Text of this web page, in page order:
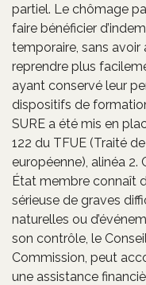
partiel. Le chômage
faire bénéficier
temporaire, sans avoir
reprendre plus
ayant conservé leur
dispositifs de
SURE a été mis en
122 du TFUE (Traité
européenne), alinéa 2.
État membre connaît
sérieuse de graves
naturelles ou
son contrôle, le
Commission, peut
une assistance